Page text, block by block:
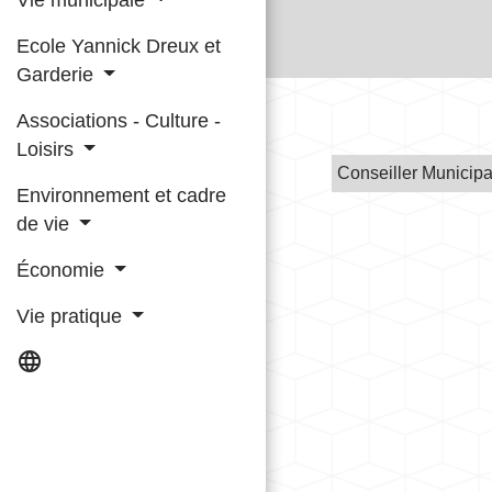
Ecole Yannick Dreux et
Garderie
Associations - Culture -
Loisirs
Environnement et cadre
de vie
Économie
Vie pratique
language
Conseiller